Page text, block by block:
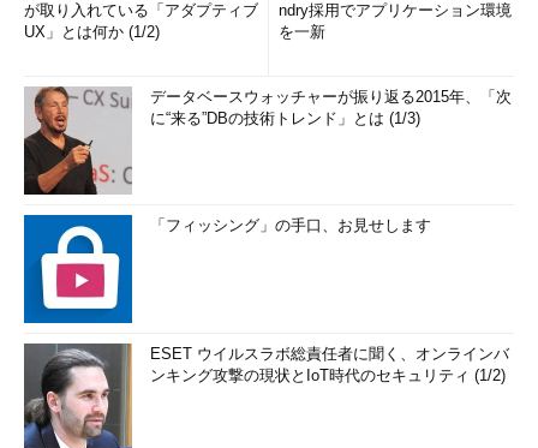
が取り入れている「アダプティブ
UX」とは何か (1/2)
ndry採用でアプリケーション環境
を一新
データベースウォッチャーが振り返る2015年、「次
に“来る”DBの技術トレンド」とは (1/3)
「フィッシング」の手口、お見せします
ESET ウイルスラボ総責任者に聞く、オンラインバ
ンキング攻撃の現状とIoT時代のセキュリティ (1/2)